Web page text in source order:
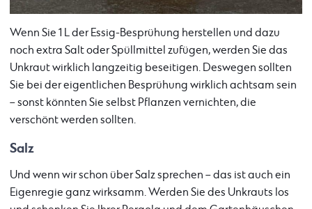
Wenn Sie 1 L der Essig-Besprühung herstellen und dazu
noch extra Salt oder Spüllmittel zufügen, werden Sie das
Unkraut wirklich langzeitig beseitigen. Deswegen sollten
Sie bei der eigentlichen Besprühung wirklich achtsam sein
– sonst könnten Sie selbst Pflanzen vernichten, die
verschönt werden sollten.
Salz
Und wenn wir schon über Salz sprechen – das ist auch ein
Eigenregie ganz wirksamm. Werden Sie des Unkrauts los